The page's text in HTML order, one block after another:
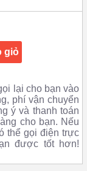
giỏ
lại cho bạn vào
phí vận chuyển
ý và thanh toán
cho bạn. Nếu
thể gọi điện trực
được tốt hơn!